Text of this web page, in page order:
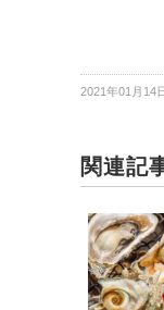
2021年01月14
関連記